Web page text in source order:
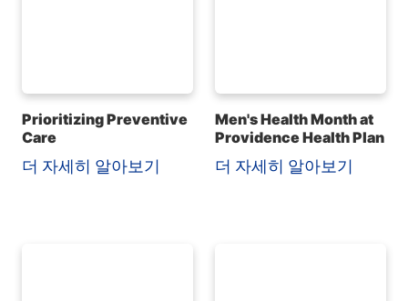
Prioritizing Preventive
Care
더 자세히 알아보기
Men's Health Month at
Providence Health Plan
더 자세히 알아보기